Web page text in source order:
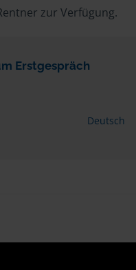
zur Verfügung.
Erstgespräch
Deutsch